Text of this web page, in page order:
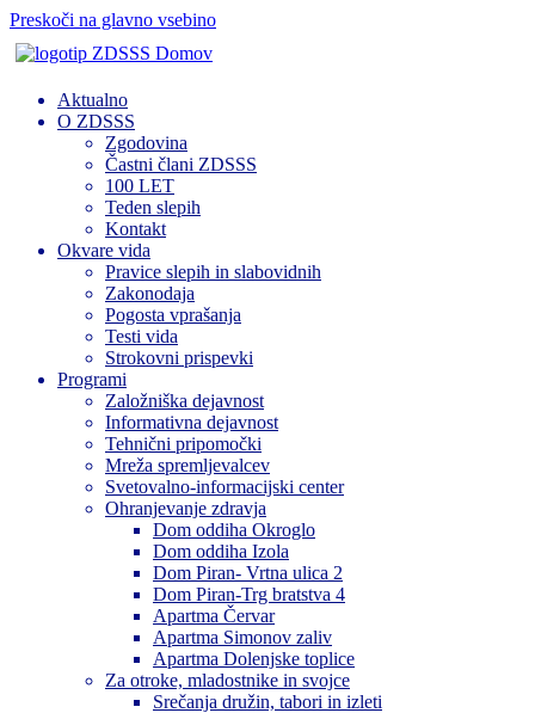
Preskoči na glavno vsebino
Domov
Aktualno
O ZDSSS
Zgodovina
Častni člani ZDSSS
100 LET
Teden slepih
Kontakt
Okvare vida
Pravice slepih in slabovidnih
Zakonodaja
Pogosta vprašanja
Testi vida
Strokovni prispevki
Programi
Založniška dejavnost
Informativna dejavnost
Tehnični pripomočki
Mreža spremljevalcev
Svetovalno-informacijski center
Ohranjevanje zdravja
Dom oddiha Okroglo
Dom oddiha Izola
Dom Piran- Vrtna ulica 2
Dom Piran-Trg bratstva 4
Apartma Červar
Apartma Simonov zaliv
Apartma Dolenjske toplice
Za otroke, mladostnike in svojce
Srečanja družin, tabori in izleti